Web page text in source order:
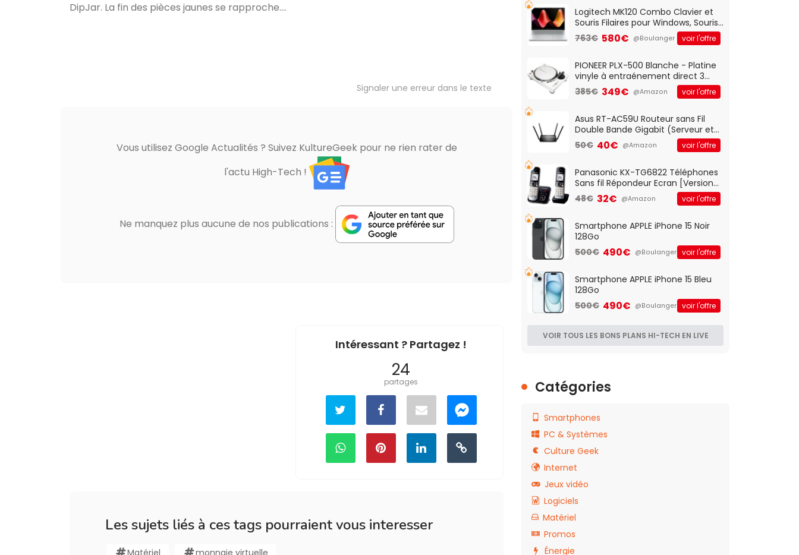
DipJar. La fin des pièces jaunes se rapproche….
Signaler une erreur dans le texte
Vous utilisez Google Actualités ? Suivez KultureGeek pour ne rien rater de
l'actu High-Tech !
Ne manquez plus aucune de nos publications :
Intéressant ? Partagez !
24
partages
Les sujets liés à ces tags pourraient vous interesser
Matériel monnaie virtuelle
QWERTY UK - Noir
Logitech MK120 Combo Clavier et
Souris Filaires pour Windows, Souris
Optique Filaire, Connexion USB Plug
And Play, Confortable, Taille
QWERTY UK - Noir
763€ 580€ @Boulanger voir l'offre
PIONEER PLX-500 Blanche - Platine
vinyle à entraénement direct 3
vitesses (33-45-78 trs/min) avec
pre-ampli intégré et port USB
385€ 349€ @Amazon voir l'offre
Asus RT-AC59U Routeur sans Fil
Double Bande Gigabit (Serveur et
Client VPN, Triple Vlan, Mode Point
d'accès et Bridge, contrôle
50€ 40€ @Amazon voir l'offre
Panasonic KX-TG6822 Téléphones
Sans fil Répondeur Ecran [Version
Française]
48€ 32€ @Amazon voir l'offre
Smartphone APPLE iPhone 15 Noir
128Go
500€ 490€ @Boulanger voir l'offre
Smartphone APPLE iPhone 15 Bleu
128Go
500€ 490€ @Boulanger voir l'offre
VOIR TOUS LES BONS PLANS HI-TECH EN LIVE
Catégories
Smartphones
PC & Systèmes
Culture Geek
Internet
Jeux vidéo
Logiciels
Matériel
Promos
Énergie